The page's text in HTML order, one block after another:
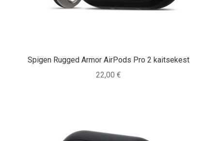
Spigen Rugged Armor AirPods Pro 2 kaitsekest
22,00 €